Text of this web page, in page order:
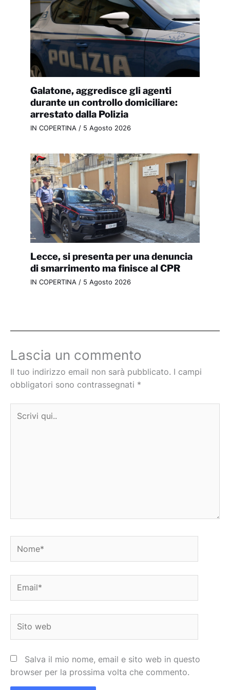
Galatone, aggredisce gli agenti
durante un controllo domiciliare:
arrestato dalla Polizia
IN COPERTINA / 5 Agosto 2026
Lecce, si presenta per una denuncia
di smarrimento ma finisce al CPR
IN COPERTINA / 5 Agosto 2026
Lascia un commento
Il tuo indirizzo email non sarà pubblicato. I campi
obbligatori sono contrassegnati *
qui..
web
Salva il mio nome, email e sito web in questo
browser per la prossima volta che commento.